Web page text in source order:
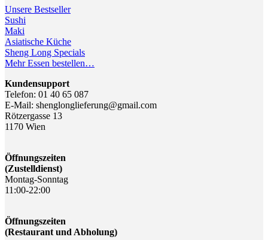
Unsere Bestseller
Sushi
Maki
Asiatische Küche
Sheng Long Specials
Mehr Essen bestellen…
Kundensupport
Telefon: 01 40 65 087
E-Mail: shenglonglieferung@gmail.com
Rötzergasse 13
1170 Wien
Öffnungszeiten
(Zustelldienst)
Montag-Sonntag
11:00-22:00
Öffnungszeiten
(Restaurant und Abholung)